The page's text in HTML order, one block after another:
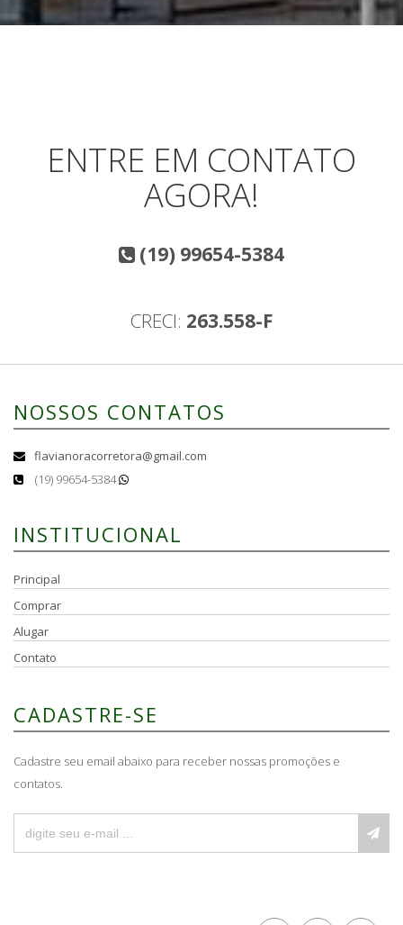
ENTRE EM CONTATO
AGORA!
(19) 99654-5384
CRECI: 263.558-F
NOSSOS CONTATOS
flavianoracorretora@gmail.com
(19) 99654-5384
INSTITUCIONAL
Principal
Comprar
Alugar
Contato
CADASTRE-SE
Cadastre seu email abaixo para receber nossas promoções e
contatos.